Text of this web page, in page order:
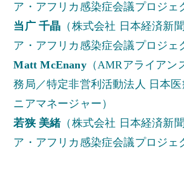
ア・アフリカ感染症会議プロジェ
当广 千晶 （株式会社 日本経済新
ア・アフリカ感染症会議プロジェ
Matt McEnany（AMRアライアン
務局／特定非営利活動法人 日本
ニアマネージャー）
若狭 美緒（株式会社 日本経済新
ア・アフリカ感染症会議プロジェ